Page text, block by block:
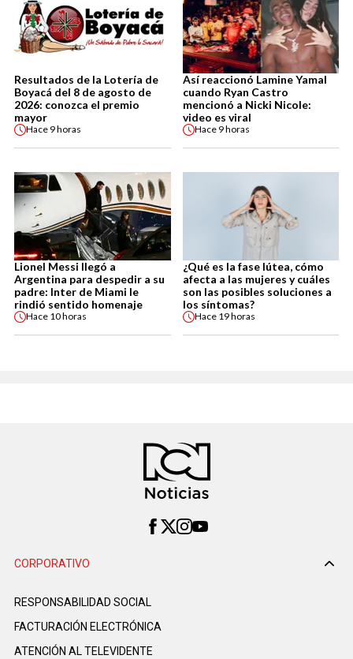
Resultados de la Lotería de
Boyacá del 8 de agosto de
2026: conozca el premio
mayor
Hace 9 horas
Así reaccionó Lamine Yamal
cuando Ryan Castro
mencionó a Nicki Nicole:
video es viral
Hace 9 horas
Lionel Messi llegó a
Argentina para despedir a su
padre: Inter de Miami le
rindió sentido homenaje
Hace 10 horas
¿Qué es la fase lútea, cómo
afecta a las mujeres y cuáles
son las posibles soluciones a
los síntomas?
Hace 19 horas
CORPORATIVO
RESPONSABILIDAD SOCIAL
FACTURACIÓN ELECTRÓNICA
ATENCIÓN AL TELEVIDENTE